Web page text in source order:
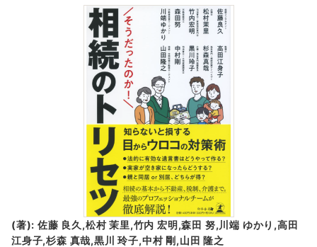
(著): 佐藤 良久,松村 茉里,竹内 宏明,森田 努,川端 ゆかり,高田
江身子,杉森 真哉,黒川 玲子,中村 剛,山田 隆之